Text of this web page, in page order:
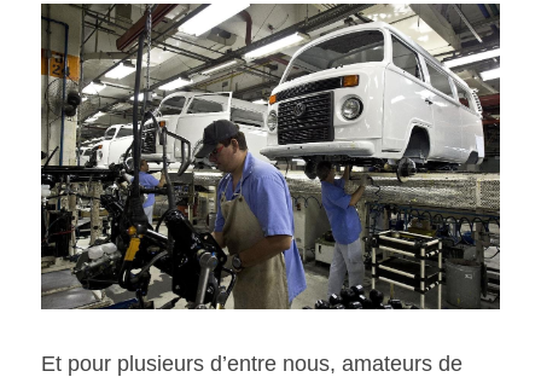
Et pour plusieurs d’entre nous, amateurs de